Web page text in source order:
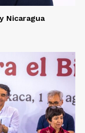
Nicaragua